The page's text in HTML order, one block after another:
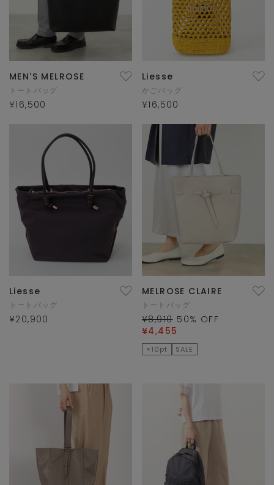
MEN'S MELROSE
トートバッグ
¥16,500
Liesse
かごバッグ
¥16,500
Liesse
トートバッグ
¥20,900
MELROSE CLAIRE
トートバッグ
¥8,910 50% OFF
¥4,455
×10pt SALE